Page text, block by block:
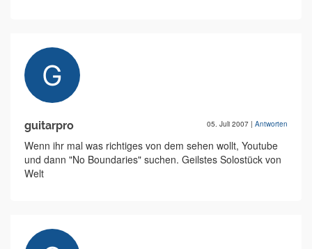
guitarpro 05. Juli 2007 | Antworten
Wenn ihr mal was richtiges von dem sehen wollt, Youtube
und dann "No Boundaries" suchen. Geilstes Solostück von
Welt